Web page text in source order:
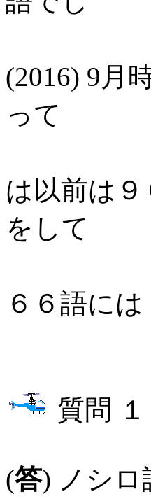
たが、
(2016) 9月
って
います
は以前は
をして
逆に
６６語に
質問
(答) ノシロ